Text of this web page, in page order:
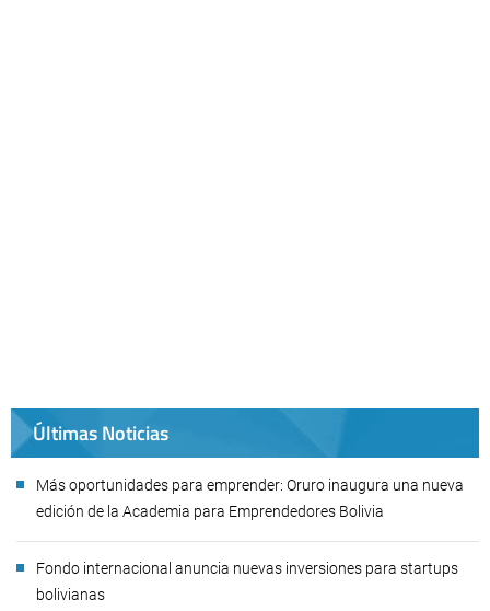
Últimas Noticias
Más oportunidades para emprender: Oruro inaugura una nueva
edición de la Academia para Emprendedores Bolivia
Fondo internacional anuncia nuevas inversiones para startups
bolivianas